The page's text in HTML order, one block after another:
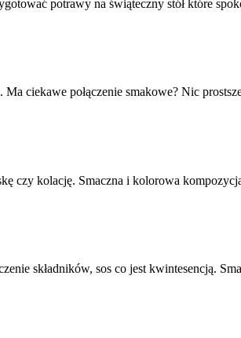
potrawy na świąteczny stół które
ciekawe połączenie smakowe? Nic
czy kolację. Smaczna i kolorowa
składników, sos co jest kwintesencją.